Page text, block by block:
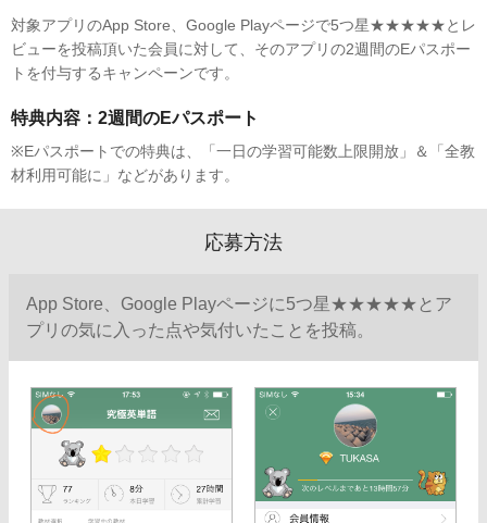
対象アプリのApp Store、Google Playページで5つ星★★★★★とレ
ビューを投稿頂いた会員に対して、そのアプリの2週間のEパスポー
トを付与するキャンペーンです。
特典内容：2週間のEパスポート
※Eパスポートでの特典は、「一日の学習可能数上限開放」＆「全教
材利用可能に」などがあります。
応募方法
App Store、Google Playページに5つ星★★★★★とア
プリの気に入った点や気付いたことを投稿。